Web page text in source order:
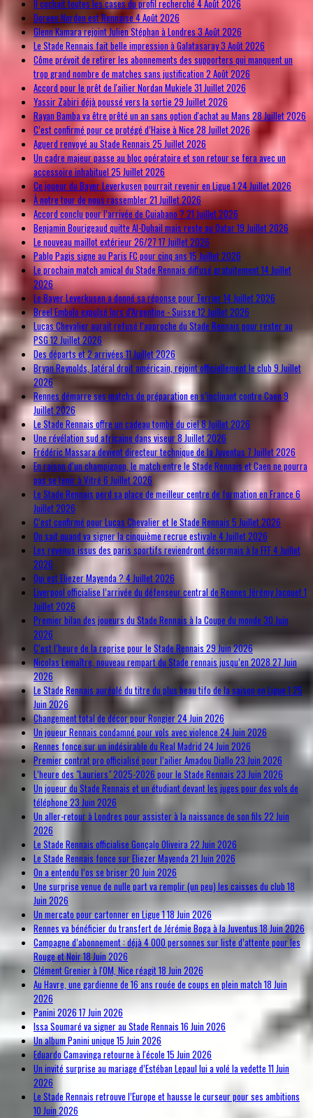
Il cochait toutes les cases du profil recherché 4 Août 2026
Doreen Norden est Rennaise4 Août 2026
Glenn Kamara rejoint Julien Stéphan à Londres3 Août 2026
Le Stade Rennais fait belle impression à Galatasaray3 Août 2026
Côme prévoit de retirer les abonnements des supporters qui manquent un
trop grand nombre de matches sans justification 2 Août 2026
Accord pour le prêt de l'ailier Nordan Mukiele 31 Juillet 2026
Yassir Zabiri déjà poussé vers la sortie 29 Juillet 2026
Rayan Bamba va être prêté un an sans option d'achat au Mans 28 Juillet 2026
C’est confirmé pour ce protégé d’Haise à Nice 28 Juillet 2026
Aguerd renvoyé au Stade Rennais 25 Juillet 2026
Un cadre majeur passe au bloc opératoire et son retour se fera avec un
accessoire inhabituel25 Juillet 2026
Ce joueur du Bayer Leverkusen pourrait revenir en Ligue 124 Juillet 2026
À notre tour de nous rassembler21 Juillet 2026
Accord conclu pour l’arrivée de Cuiabano ? 21 Juillet 2026
Benjamin Bourigeaud quitte Al-Duhail mais reste au Qatar19 Juillet 2026
Le nouveau maillot extérieur 26/2717 Juillet 2026
Pablo Pagis signe au Paris FC pour cinq ans15 Juillet 2026
Le prochain match amical du Stade Rennais diffusé gratuitement14 Juillet
2026
Le Bayer Leverkusen a donné sa réponse pour Terrier14 Juillet 2026
Breel Embolo expulsé lors d’Argentine - Suisse 12 Juillet 2026
Lucas Chevalier aurait refusé l’approche du Stade Rennais pour rester au
PSG12 Juillet 2026
Des départs et 2 arrivées 11 Juillet 2026
Bryan Reynolds, latéral droit américain, rejoint officiellement le club9 Juillet
2026
Rennes démarre ses matchs de préparation en s’inclinant contre Caen 9
Juillet 2026
Le Stade Rennais offre un cadeau tombé du ciel8 Juillet 2026
Une révélation sud africaine dans viseur8 Juillet 2026
Frédéric Massara devient directeur technique de la Juventus 7 Juillet 2026
En raison d’un champignon, le match entre le Stade Rennais et Caen ne pourra
pas se tenir à Vitré 6 Juillet 2026
Le Stade Rennais perd sa place de meilleur centre de formation en France6
Juillet 2026
C’est confirmé pour Lucas Chevalier et le Stade Rennais 5 Juillet 2026
On sait quand va signer la cinquième recrue estivale 4 Juillet 2026
Les revenus issus des paris sportifs reviendront désormais à la FFF4 Juillet
2026
Qui est Eliezer Mayenda ? 4 Juillet 2026
Liverpool officialise l’arrivée du défenseur central de Rennes Jérémy Jacquet1
Juillet 2026
Premier bilan des joueurs du Stade Rennais à la Coupe du monde 30 Juin
2026
C’est l’heure de la reprise pour le Stade Rennais 29 Juin 2026
Nicolas Lemaître, nouveau rempart du Stade rennais jusqu’en 202827 Juin
2026
Le Stade Rennais auréolé du titre du plus beau tifo de la saison en Ligue 1 25
Juin 2026
Changement total de décor pour Rongier24 Juin 2026
Un joueur Rennais condamné pour vols avec violence24 Juin 2026
Rennes fonce sur un indésirable du Real Madrid 24 Juin 2026
Premier contrat pro officialisé pour l’ailier Amadou Diallo 23 Juin 2026
L’heure des "Lauriers" 2025-2026 pour le Stade Rennais 23 Juin 2026
Un joueur du Stade Rennais et un étudiant devant les juges pour des vols de
téléphone 23 Juin 2026
Un aller-retour à Londres pour assister à la naissance de son fils 22 Juin
2026
Le Stade Rennais officialise Gonçalo Oliveira 22 Juin 2026
Le Stade Rennais fonce sur Eliezer Mayenda 21 Juin 2026
On a entendu l’os se briser20 Juin 2026
Une surprise venue de nulle part va remplir (un peu) les caisses du club 18
Juin 2026
Un mercato pour cartonner en Ligue 118 Juin 2026
Rennes va bénéficier du transfert de Jérémie Boga à la Juventus18 Juin 2026
Campagne d’abonnement : déjà 4 000 personnes sur liste d’attente pour les
Rouge et Noir18 Juin 2026
Clément Grenier à l'OM, Nice réagit18 Juin 2026
Au Havre, une gardienne de 16 ans rouée de coups en plein match18 Juin
2026
Panini 202617 Juin 2026
Issa Soumaré va signer au Stade Rennais 16 Juin 2026
Un album Panini unique 15 Juin 2026
Eduardo Camavinga retourne à l'école15 Juin 2026
Un invité surprise au mariage d’Estéban Lepaul lui a volé la vedette 11 Juin
2026
Le Stade Rennais retrouve l’Europe et hausse le curseur pour ses ambitions
10 Juin 2026